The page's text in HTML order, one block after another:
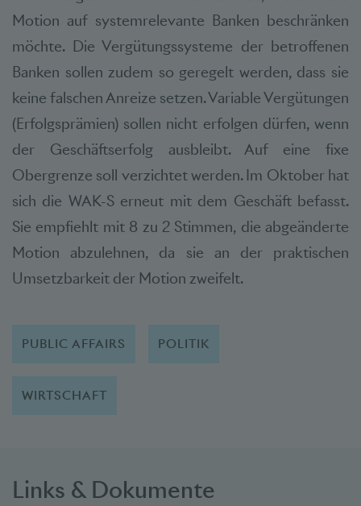
Motion auf systemrelevante Banken beschränken
möchte. Die Vergütungssysteme der betroffenen
Banken sollen zudem so geregelt werden, dass sie
keine falschen Anreize setzen. Variable Vergütungen
(Erfolgsprämien) sollen nicht erfolgen dürfen, wenn
der Geschäftserfolg ausbleibt. Auf eine fixe
Obergrenze soll verzichtet werden. Im Oktober hat
sich die WAK-S erneut mit dem Geschäft befasst.
Sie empfiehlt mit 8 zu 2 Stimmen, die abgeänderte
Motion abzulehnen, da sie an der praktischen
Umsetzbarkeit der Motion zweifelt.
PUBLIC AFFAIRS POLITIK
WIRTSCHAFT
Links & Dokumente